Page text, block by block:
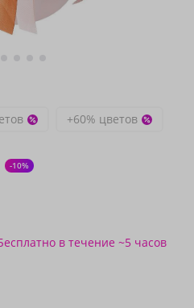
+60% цветов
-10%
в течение ~5 часов